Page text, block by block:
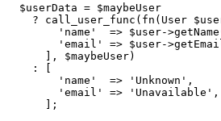
  $userData = $maybeUser
? call_user_func(fn(User
'name'  => $user-
'email' => $user-
      ], $maybeUser)
    : [
        'name'  => 'Unknown',
        'email' => 'Unavailable',
      ];